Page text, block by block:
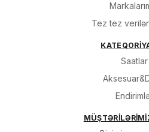
Tez tez
Saatlar